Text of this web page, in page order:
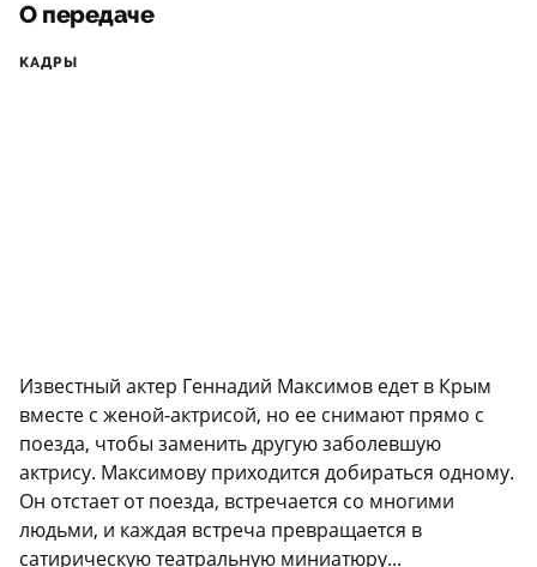
О передаче
КАДРЫ
Известный актер Геннадий Максимов едет в Крым
вместе с женой-актрисой, но ее снимают прямо с
поезда, чтобы заменить другую заболевшую
актрису. Максимову приходится добираться одному.
Он отстает от поезда, встречается со многими
людьми, и каждая встреча превращается в
сатирическую театральную миниатюру...